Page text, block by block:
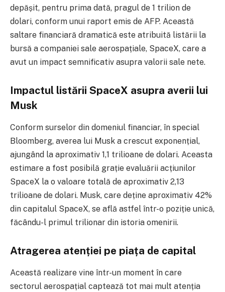
depășit, pentru prima dată, pragul de 1 trilion de
dolari, conform unui raport emis de AFP. Această
saltare financiară dramatică este atribuită listării la
bursă a companiei sale aerospațiale, SpaceX, care a
avut un impact semnificativ asupra valorii sale nete.
Impactul listării SpaceX asupra averii lui
Musk
Conform surselor din domeniul financiar, în special
Bloomberg, averea lui Musk a crescut exponențial,
ajungând la aproximativ 1,1 trilioane de dolari. Aceasta
estimare a fost posibilă grație evaluării acțiunilor
SpaceX la o valoare totală de aproximativ 2,13
trilioane de dolari. Musk, care deține aproximativ 42%
din capitalul SpaceX, se află astfel într-o poziție unică,
făcându-l primul trilionar din istoria omenirii.
Atragerea atenției pe piața de capital
Această realizare vine într-un moment în care
sectorul aerospațial captează tot mai mult atenția